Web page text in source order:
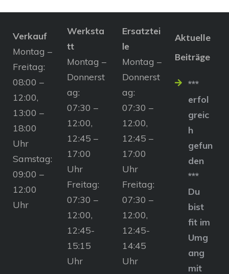
Verkauf
Montag –
Freitag:
08:00 –
12:00,
13:00 –
18:00
Uhr
Samstag:
09:00 –
12:00
Uhr
Werksta
tt
Montag –
Donnerst
ag:
07:30 –
12:00,
12:45 –
17:00
Uhr
Freitag:
07:30 –
12:00,
12:45-
15:15
Uhr
Ersatztei
le
Montag –
Donnerst
ag:
07:30 –
12:00,
12:45 –
17:00
Uhr
Freitag:
07:30 –
12:00,
12:45-
14:45
Uhr
Aktuelle
Beiträge
***
erfol
greic
h
gefun
den
***
Du
bist
fit im
Umg
ang
mit